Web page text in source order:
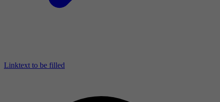
Linktext to be filled